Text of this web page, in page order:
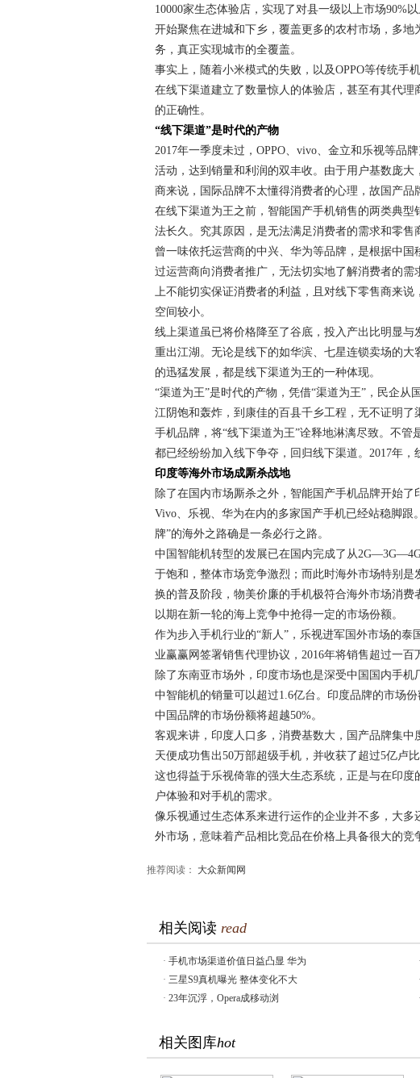
10000家生态体验店，实现了对县一级以上市场90%
开始聚焦在进城和下乡，覆盖更多的农村市场，多
务，真正实现城市的全覆盖。
事实上，随着小米模式的失败，以及OPPO等传统手
在线下渠道建立了数量惊人的体验店，甚至有其代
的正确性。
“线下渠道”是时代的产物
2017年一季度未过，OPPO、vivo、金立和乐视等品
活动，达到销量和利润的双丰收。由于用户基数庞
商来说，国际品牌不太懂得消费者的心理，故国产品
在线下渠道为王之前，智能国产手机销售的两类典
法长久。究其原因，是无法满足消费者的需求和零售
曾一味依托运营商的中兴、华为等品牌，是根据中
过运营商向消费者推广，无法切实地了解消费者的
上不能切实保证消费者的利益，且对线下零售商来
空间较小。
线上渠道虽已将价格降至了谷底，投入产出比明显
重出江湖。无论是线下的如华滨、七星连锁卖场的
的迅猛发展，都是线下渠道为王的一种体现。
“渠道为王”是时代的产物，凭借“渠道为王”，民企
江阴饱和轰炸，到康佳的百县千乡工程，无不证明
手机品牌，将“线下渠道为王”诠释地淋漓尽致。不管
都已经纷纷加入线下争夺，回归线下渠道。2017年
印度等海外市场成厮杀战地
除了在国内市场厮杀之外，智能国产手机品牌开始了
Vivo、乐视、华为在内的多家国产手机已经站稳脚跟
牌”的海外之路确是一条必行之路。
中国智能机转型的发展已在国内完成了从
于饱和，整体市场竞争激烈；而此时海外市场特别
换的普及阶段，物美价廉的手机极符合海外市场消费
以期在新一轮的海上竞争中抢得一定的市场份额。
作为步入手机行业的“新人”，乐视进军国外市场的
业赢赢网签署销售代理协议，2016年将销售超过一百
除了东南亚市场外，印度市场也是深受中国国内手
中智能机的销量可以超过1.6亿台。印度品牌的市场
中国品牌的市场份额将超越50%。
客观来讲，印度人口多，消费基数大，国产品牌集
天便成功售出50万部超级手机，并收获了超过5亿卢
这也得益于乐视倚靠的强大生态系统，正是与在印
户体验和对手机的需求。
像乐视通过生态体系来进行运作的企业并不多，大
外市场，意味着产品相比竞品在价格上具备很大的竞
推荐阅读： 大众新闻网
相关阅读 read
· 手机市场渠道价值日益凸显 华为 ·
· 三星S9真机曝光 整体变化不大 ·
· 23年沉浮，Opera成移动浏 ·
相关图库hot